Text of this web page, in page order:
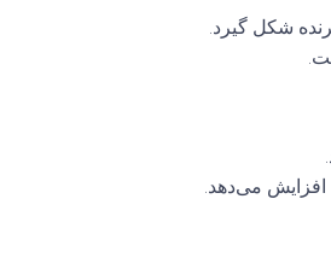
شکل گیرد.
افزایش می‌دهد.